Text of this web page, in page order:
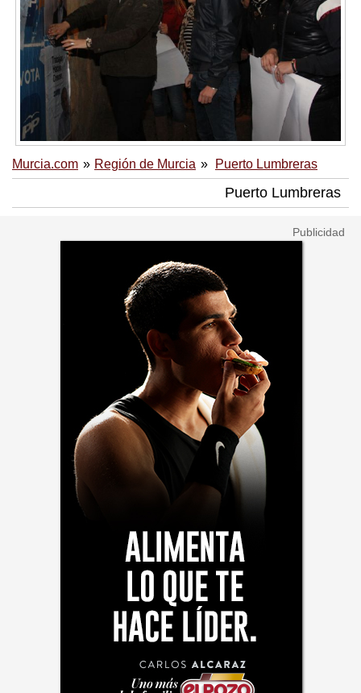
Murcia.com Región de Murcia Puerto Lumbreras
Puerto Lumbreras